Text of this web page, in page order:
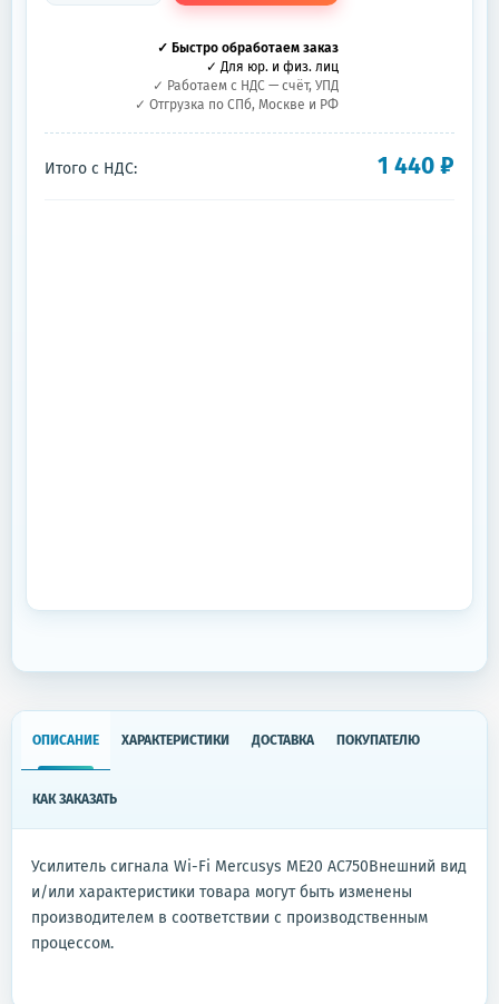
✓ Быстро обработаем заказ
✓ Для юр. и физ. лиц
✓ Работаем с НДС — счёт, УПД
✓ Отгрузка по СПб, Москве и РФ
Итого с НДС: 1 440₽
ОПИСАНИЕ ХАРАКТЕРИСТИКИ ДОСТАВКА ПОКУПАТЕЛЮ
КАК ЗАКАЗАТЬ
Усилитель сигнала Wi-Fi Mercusys ME20 AC750Внешний вид
и/или характеристики товара могут быть изменены
производителем в соответствии с производственным
процессом.